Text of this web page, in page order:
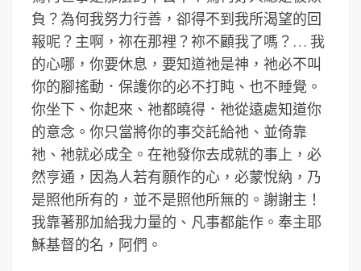
負？為何我努力行善，卻得不到我所渴望的回
報呢？主啊，祢在那裡？祢不顧我了嗎？… 我
的心哪，你要休息，要知道祂是神，祂必不叫
你的腳搖動．保護你的必不打盹、也不睡覺。
你坐下、你起來、祂都曉得．祂從遠處知道你
的意念。你只當將你的事交託給祂、並倚靠
祂、祂就必成全。在祂發你去成就的事上，必
然亨通，因為人若有願作的心，必蒙悅納，乃
是照他所有的，並不是照他所無的。謝謝主！
我靠著那加給我力量的、凡事都能作。奉主耶
穌基督的名，阿們。